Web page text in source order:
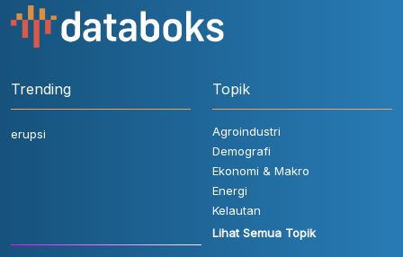
Trending
erupsi
Topik
Agroindustri
Demografi
Ekonomi & Makro
Energi
Kelautan
Lihat Semua Topik